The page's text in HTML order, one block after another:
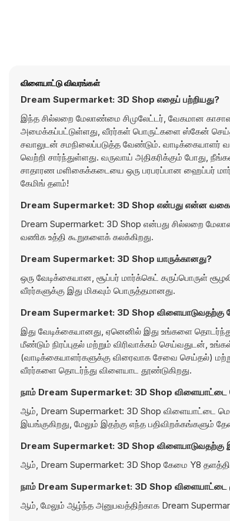
விளையாட்டு விவரங்கள்
Dream Supermarket: 3D Shop எதைப் பற்றியது?
இந்த சில்லறை மேலாண்மை சிமுலேட்டர், வேகமான
அமைக்கப்பட்டுள்ளது, வீரர்கள் பொருட்களை ஸ்கேன்
சவாலுடன் சமநிலைப்படுத்த வேண்டும். வாடிக்கையாளர்
வெற்றி சார்ந்துள்ளது. வருவாய் அதிகரிக்கும் போது,
சாதாரண மளிகைக்கடையை ஒரு பரபரப்பான ஹைப்பர்
கேமிங் தளம்!
Dream Supermarket: 3D Shop என்பது என்ன
Dream Supermarket: 3D Shop என்பது சில்லறை
வணிக உத்தி கூறுகளைக் கலக்கிறது.
Dream Supermarket: 3D Shop யாருக்கானது?
ஒரு வேடிக்கையான, சூப்பர் மார்க்கெட் கருப்பொருள்
வீரர்களுக்கு இது மிகவும் பொருத்தமானது.
Dream Supermarket: 3D Shop
இது வேடிக்கையானது, ஏனெனில் இது உங்களை
மீண்டும் நிரப்புதல் மற்றும் விரிவாக்கம் செய்வதுடன்,
(வாடிக்கையாளர்களுக்கு விரைவாக சேவை செய்தல்)
வீரர்களை தொடர்ந்து விளையாட தூண்டுகிறது.
நாம் Dream Supermarket: 3D Shop விளையாட்டை
ஆம், Dream Supermarket: 3D Shop விளையாட்டை
இயங்குகிறது, மேலும் இதற்கு எந்த பதிவிறக்கங்களும்
Dream Supermarket: 3D Shop
ஆம், Dream Supermarket: 3D Shop கேமை Y8
நாம் Dream Supermarket: 3D Shop விளையாட்டை
ஆம், மேலும் ஆழ்ந்த அனுபவத்திற்காக Dream